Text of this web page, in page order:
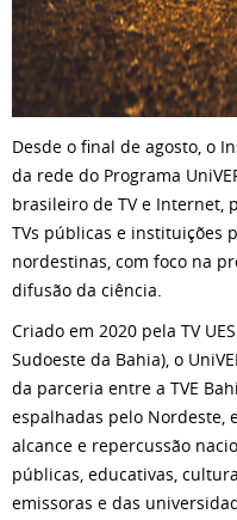
Desde o final de agosto, o
da rede do Programa
brasileiro de TV e Internet,
TVs públicas e instituições
nordestinas, com foco na
difusão da ciência.
Criado em 2020 pela TV
Sudoeste da Bahia), o
da parceria entre a TVE
espalhadas pelo Nordeste,
alcance e repercussão
públicas, educativas,
emissoras e das